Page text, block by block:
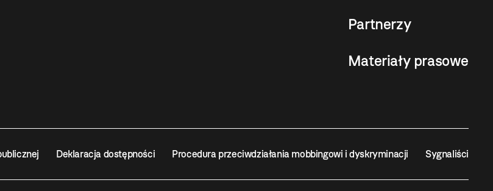
Partnerzy
Materiały prasowe
Deklaracja dostępności Procedura przeciwdziałania mobbingowi i dyskryminacji Sygnaliści